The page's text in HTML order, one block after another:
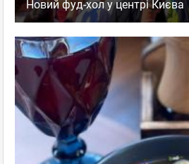
Новий фуд-хол у центрі Києва